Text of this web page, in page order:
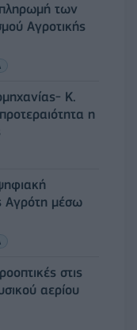
των
Αγροτικής
Κ.
η
Αγρότη μέσω
στις
αερίου